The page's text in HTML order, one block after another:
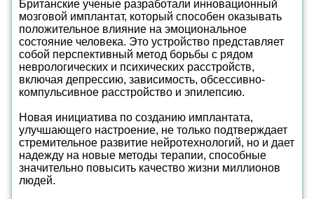
Британские ученые разработали инновационный
мозговой имплантат, который способен оказывать
положительное влияние на эмоциональное
состояние человека. Это устройство представляет
собой перспективный метод борьбы с рядом
неврологических и психических расстройств,
включая депрессию, зависимость, обсессивно-
компульсивное расстройство и эпилепсию.
Новая инициатива по созданию имплантата,
улучшающего настроение, не только подтверждает
стремительное развитие нейротехнологий, но и дает
надежду на новые методы терапии, способные
значительно повысить качество жизни миллионов
людей.